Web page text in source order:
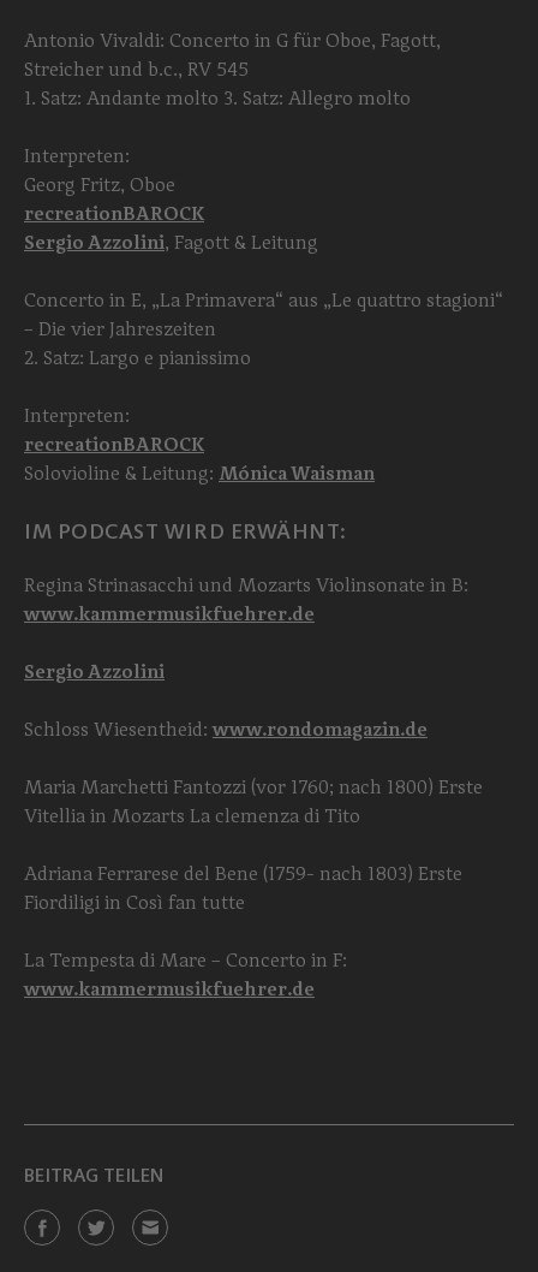
Antonio Vivaldi: Concerto in G für Oboe, Fagott,
Streicher und b.c., RV 545
1. Satz: Andante molto 3. Satz: Allegro molto
Interpreten:
Georg Fritz, Oboe
recreationBAROCK
Sergio Azzolini, Fagott & Leitung
Concerto in E, „La Primavera“ aus „Le quattro stagioni“
– Die vier Jahreszeiten
2. Satz: Largo e pianissimo
Interpreten:
recreationBAROCK
Solovioline & Leitung: Mónica Waisman
IM PODCAST WIRD ERWÄHNT:
Regina Strinasacchi und Mozarts Violinsonate in B:
www.kammermusikfuehrer.de
Sergio Azzolini
Schloss Wiesentheid:www.rondomagazin.de
Maria Marchetti Fantozzi (vor 1760; nach 1800) Erste
Vitellia in Mozarts La clemenza di Tito
Adriana Ferrarese del Bene (1759- nach 1803) Erste
Fiordiligi in Così fan tutte
La Tempesta di Mare – Concerto in F:
www.kammermusikfuehrer.de
BEITRAG TEILEN